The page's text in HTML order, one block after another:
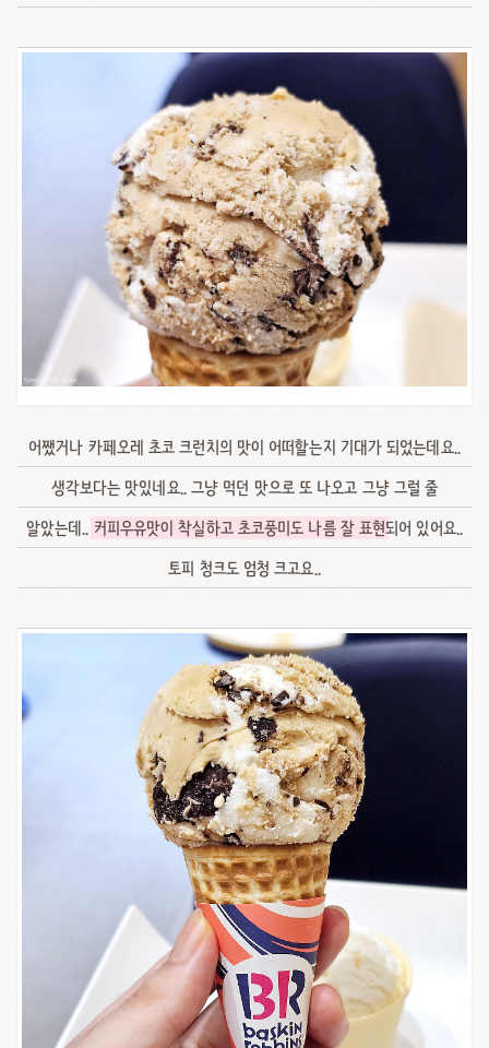
어쨌거나 카페오레 초코 크런치의 맛이 어떠할는지 기대가 되었는데요..
생각보다는 맛있네요.. 그냥 먹던 맛으로 또 나오고 그냥 그럴 줄
알았는데.. 커피우유맛이 착실하고 초코풍미도 나름 잘 표현되어 있어요..
토피 청크도 엄청 크고요..